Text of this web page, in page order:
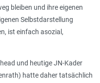
bleiben und ihre eigenen
Selbstdarstellung
ist einfach asozial,
und heutige JN-Kader
hatte daher tatsächlich